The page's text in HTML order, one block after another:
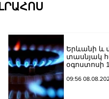
ԼՐԱՀՈՍ
Երևանի և
տասնյակ
օգոստոսի
լինելու
09:56